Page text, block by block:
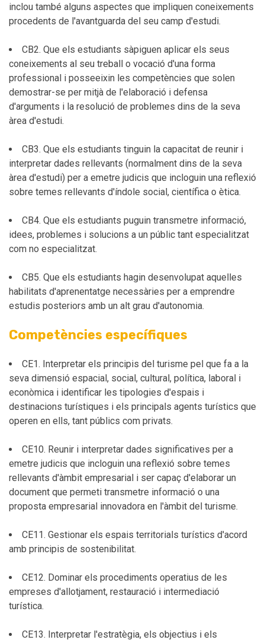
inclou també alguns aspectes que impliquen coneixements
procedents de l'avantguarda del seu camp d'estudi.
CB2. Que els estudiants sàpiguen aplicar els seus
coneixements al seu treball o vocació d'una forma
professional i posseeixin les competències que solen
demostrar-se per mitjà de l'elaboració i defensa
d'arguments i la resolució de problemes dins de la seva
àrea d'estudi.
CB3. Que els estudiants tinguin la capacitat de reunir i
interpretar dades rellevants (normalment dins de la seva
àrea d'estudi) per a emetre judicis que incloguin una reflexió
sobre temes rellevants d'índole social, científica o ètica.
CB4. Que els estudiants puguin transmetre informació,
idees, problemes i solucions a un públic tant especialitzat
com no especialitzat.
CB5. Que els estudiants hagin desenvolupat aquelles
habilitats d'aprenentatge necessàries per a emprendre
estudis posteriors amb un alt grau d'autonomia.
Competències específiques
CE1. Interpretar els principis del turisme pel que fa a la
seva dimensió espacial, social, cultural, política, laboral i
econòmica i identificar les tipologies d'espais i
destinacions turístiques i els principals agents turístics que
operen en ells, tant públics com privats.
CE10. Reunir i interpretar dades significatives per a
emetre judicis que incloguin una reflexió sobre temes
rellevants d'àmbit empresarial i ser capaç d'elaborar un
document que permeti transmetre informació o una
proposta empresarial innovadora en l'àmbit del turisme.
CE11. Gestionar els espais territorials turístics d'acord
amb principis de sostenibilitat.
CE12. Dominar els procediments operatius de les
empreses d'allotjament, restauració i intermediació
turística.
CE13. Interpretar l'estratègia, els objectius i els